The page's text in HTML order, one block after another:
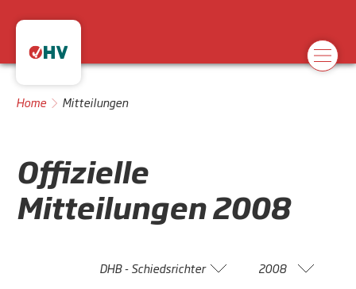
Home Mitteilungen
Offizielle
Mitteilungen2008
DHB - Schiedsrichter 2008